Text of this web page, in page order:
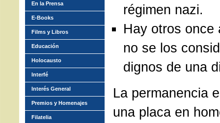
régimen nazi.
Hay otros once
no se los
dignos de una
La permanencia
una placa en
En la Prensa
E-Books
Films y Libros
Educación
Holocausto
Interfé
Interés General
Premios y Homenajes
Filatelia